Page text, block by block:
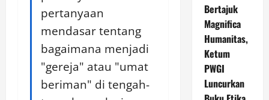
pertanyaan
mendasar tentang
bagaimana menjadi
"gereja" atau "umat
beriman" di tengah-
Bertajuk
Magnifica
Humanitas,
Ketum
PWGI
Luncurkan